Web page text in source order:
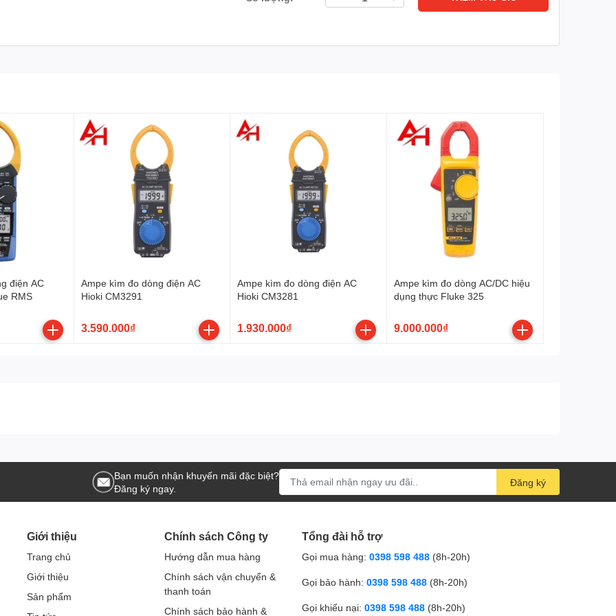
khi điện trở thấp hơn 50 ohm.
khi điện áp pin dưới khoảng 2.4V.
(Auto range) hoặc thủ công (Manual range).
xác, bền bỉ và giá hợp lý cho công việc điện công nghiệp, bảo trì hệ thống hay kiểm tra tủ điện?
sư điện, thợ bảo trì, kỹ thuật hiện trường
mạch… trong một thiết bị gọn nhẹ
tại công trường
giúp bạn tiết kiệm thời gian đo, hạn chế sai số và nâng cao hiệu quả công việc mỗi ngày.
AC, TrueRMS) tại sieuthidoluong.vn để:
điện AC
RMS
Ampe kìm đo dòng điện AC
Hioki CM3291
3.590.000₫
Ampe kìm đo dòng điện AC
Hioki CM3281
1.930.000₫
Ampe kìm đo dòng AC/DC hiệu
dụng thực Fluke 325
9.000.000₫
Bạn muốn nhận khuyến mãi đặc biệt?
Đăng ký ngay.
Đăng ký
Giới thiệu
Trang chủ
Giới thiệu
Sản phẩm
Chính sách Công ty
Hướng dẫn mua hàng
Chính sách vận chuyển &
thanh toán
Chính sách bảo hành &
Tổng đài hỗ trợ
Gọi mua hàng: 0398 598 488 (8h-20h)
Gọi bảo hành: 0398 598 488 (8h-20h)
Gọi khiếu nại: 0398 598 488 (8h-20h)